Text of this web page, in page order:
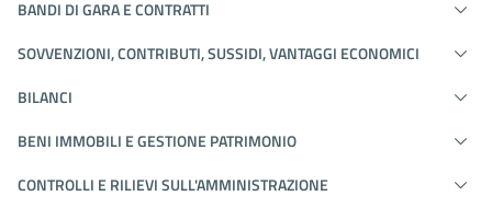
BANDI DI GARA E CONTRATTI
SOVVENZIONI, CONTRIBUTI, SUSSIDI, VANTAGGI ECONOMICI
BILANCI
BENI IMMOBILI E GESTIONE PATRIMONIO
CONTROLLI E RILIEVI SULL'AMMINISTRAZIONE